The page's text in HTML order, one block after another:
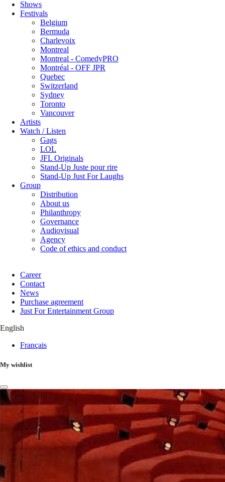
Shows
Festivals
Belgium
Bermuda
Charlevoix
Montreal
Montreal - ComedyPRO
Montréal - OFF JPR
Quebec
Switzerland
Sydney
Toronto
Vancouver
Artists
Watch / Listen
Gags
LOL
JFL Originals
Stand-Up Juste pour rire
Stand-Up Just For Laughs
Group
Distribution
About us
Philanthropy
Governance
Audiovisual
Agency
Code of ethics and conduct
Career
Contact
News
Purchase agreement
Just For Entertainment Group
English
Français
My wishlist